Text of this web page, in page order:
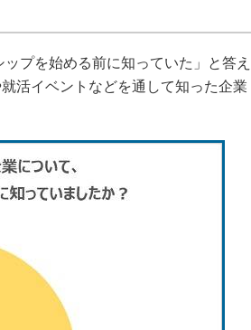
プを始める前に知っていた」と答え
活イベントなどを通して知った企業